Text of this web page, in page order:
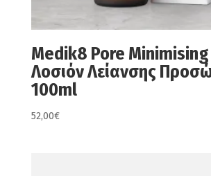
Medik8 Pore
Λοσιόν Λείανσης
100ml
52,00€